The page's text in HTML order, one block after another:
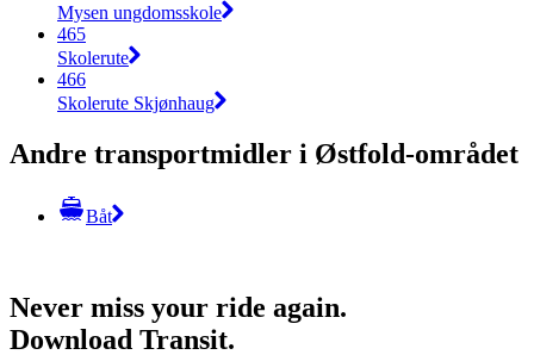
Mysen ungdomsskole
465
Skolerute
466
Skolerute Skjønhaug
Andre transportmidler i Østfold-området
Båt
Never miss your ride again.
Download Transit.